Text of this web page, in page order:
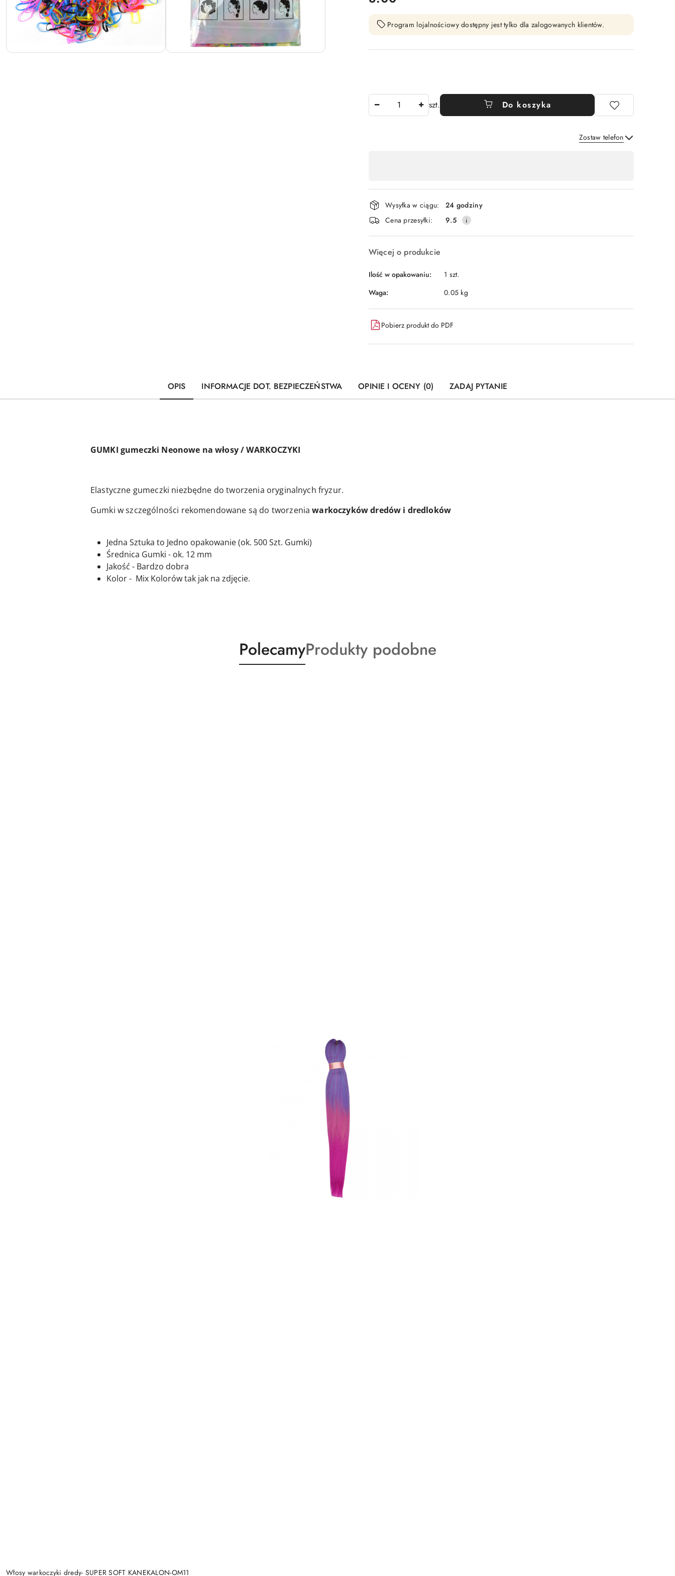
Program lojalnościowy dostępny jest tylko dla zalogowanych klientów.
szt. Do koszyka
Zostaw telefon
płatność
i
dostawa
Wysyłka w ciągu:
24 godziny
Cena przesyłki:
9.5
Więcej o produkcie
Ilość w opakowaniu:
1 szt.
Waga:
0.05 kg
Pobierz produkt do PDF
OPIS INFORMACJE DOT. BEZPIECZEŃSTWA OPINIE I OCENY (0) ZADAJ PYTANIE
GUMKI gumeczki Neonowe na włosy / WARKOCZYKI
Elastyczne gumeczki niezbędne do tworzenia oryginalnych fryzur.
Gumki w szczególności rekomendowane są do tworzenia warkoczyków dredów i dredloków
Jedna Sztuka to Jedno opakowanie (ok. 500 Szt. Gumki)
Średnica Gumki - ok. 12 mm
Jakość - Bardzo dobra
Kolor - Mix Kolorów tak jak na zdjęcie.
Produkty
o
PolecamyProdukty
o
Produkty podobne
Włosy warkoczyki dredy- SUPER SOFT KANEKALON-OM11